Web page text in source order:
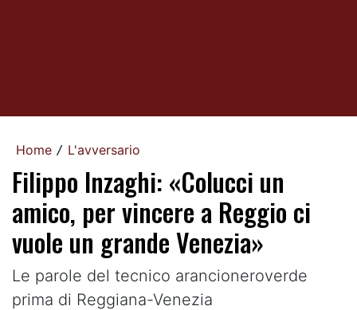
Home / L'avversario
Filippo Inzaghi: «Colucci un
amico, per vincere a Reggio ci
vuole un grande Venezia»
Le parole del tecnico arancioneroverde
prima di Reggiana-Venezia